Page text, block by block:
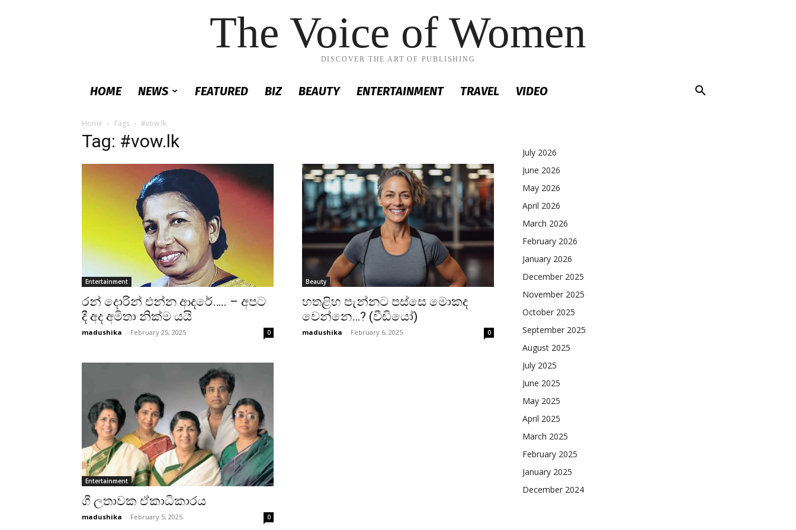
The Voice of Women
DISCOVER THE ART OF PUBLISHING
HOME NEWS FEATURED BIZ BEAUTY ENTERTAINMENT TRAVEL VIDEO
Home Tags #vow.lk
Tag: #vow.lk
Entertainment
රන් දොරින් එන්න ආදරේ….. – අපට
දී අද අමිතා නික්ම යයි
madushika - February 25, 2025 0
Beauty
හතළිහ පැන්නට පස්සෙ මොකද
වෙන්නෙ…? (වීඩියෝ)
madushika - February 6, 2025 0
Entertainment
ගී ලතාවක ඒකාධිකාරය
madushika - February 5, 2025 0
July 2026
June 2026
May 2026
April 2026
March 2026
February 2026
January 2026
December 2025
November 2025
October 2025
September 2025
August 2025
July 2025
June 2025
May 2025
April 2025
March 2025
February 2025
January 2025
December 2024